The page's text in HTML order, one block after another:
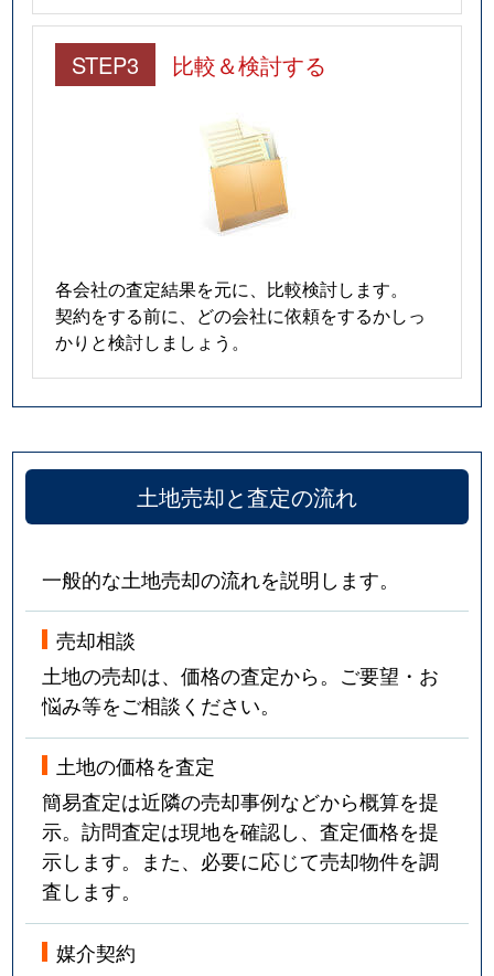
STEP3 比較＆検討する
各会社の査定結果を元に、比較検討します。
契約をする前に、どの会社に依頼をするかしっ
かりと検討しましょう。
土地売却と査定の流れ
一般的な土地売却の流れを説明します。
売却相談
土地の売却は、価格の査定から。ご要望・お
悩み等をご相談ください。
土地の価格を査定
簡易査定は近隣の売却事例などから概算を提
示。訪問査定は現地を確認し、査定価格を提
示します。また、必要に応じて売却物件を調
査します。
媒介契約